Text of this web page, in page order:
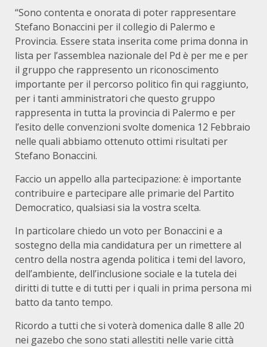
“Sono contenta e onorata di poter rappresentare
Stefano Bonaccini per il collegio di Palermo e
Provincia. Essere stata inserita come prima donna in
lista per l’assemblea nazionale del Pd è per me e per
il gruppo che rappresento un riconoscimento
importante per il percorso politico fin qui raggiunto,
per i tanti amministratori che questo gruppo
rappresenta in tutta la provincia di Palermo e per
l’esito delle convenzioni svolte domenica 12 Febbraio
nelle quali abbiamo ottenuto ottimi risultati per
Stefano Bonaccini.
Faccio un appello alla partecipazione: è importante
contribuire e partecipare alle primarie del Partito
Democratico, qualsiasi sia la vostra scelta.
In particolare chiedo un voto per Bonaccini e a
sostegno della mia candidatura per un rimettere al
centro della nostra agenda politica i temi del lavoro,
dell’ambiente, dell’inclusione sociale e la tutela dei
diritti di tutte e di tutti per i quali in prima persona mi
batto da tanto tempo.
Ricordo a tutti che si voterà domenica dalle 8 alle 20
nei gazebo che sono stati allestiti nelle varie città